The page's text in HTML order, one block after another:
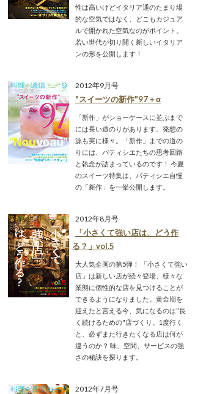
性は高いけどイタリア通のたまり場
的な空気ではなく、どこもカジュア
ルで開かれた空気なのがポイント。
若い世代が切り開く新しいイタリア
ンの形を公開します！
2012年9月号
"スイーツの新作"97＋α
「新作」がショーケースに並ぶまで
には長い道のりがあります。発想の
源も実に様々。「新作」までの道の
りには、パティシエたちの思考回路
と執念が詰まっているのです！ 今夏
のスイーツ特集は、パティシエ自慢
の「新作」を一挙公開します。
2012年8月号
「小さくて強い店は、どう作
る？」vol.5
大人気企画の第5弾！ 「小さくて強い
店」は新しい店が続々登場、様々な
業態に個性的な店を見つけることが
できるようになりました。黄金期を
迎えたと言える今、気になるのは"長
く続けるための"店づくり。1度行く
と、必ずまた行きたくなる店は何が
違うのか？ 味、空間、サービスの強
さの秘訣を探ります。
2012年7月号